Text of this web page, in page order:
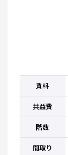
賃料
共益費
階数
間取り